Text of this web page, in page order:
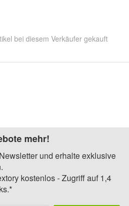
bei diesem Verkäufer gekauft
mehr!
und erhalte exklusive
kostenlos - Zugriff auf 1,4